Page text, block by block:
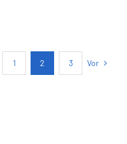
1 2 3 Vor